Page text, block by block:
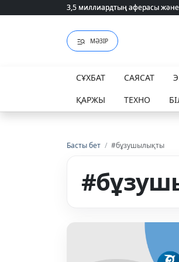
3,5 миллиардтың аферасы
3,5 миллиардтың аферасы
МӘЗІР
СҰХБАТ САЯСАТ
ҚАРЖЫ
ТЕХНО
Басты бет / #бұзушылықты